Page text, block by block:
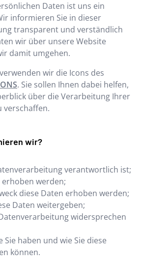
Daten ist uns ein
informieren Sie in dieser
transparent und verständlich
wir über unsere Website
damit umgehen.
wir die Icons des
. Sie sollen Ihnen dabei helfen,
über die Verarbeitung Ihrer
verschaffen.
wir?
verantwortlich ist;
werden;
diese Daten erhoben werden;
Daten weitergeben;
widersprechen
Sie haben und wie Sie diese
können.